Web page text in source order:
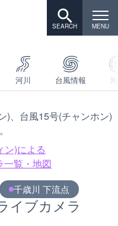
河川 台風情報
)、台風15号(チャンホン)
ン)による
一覧・地図
千歳川 下流点
イブカメラ